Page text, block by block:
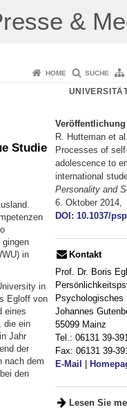
&
HOME SUCHE
Studie
in
in
Egloff von
eines
die ein
Jahr
der
nach dem
den
Veröffentlichung
R. Hutteman et
Processes of
adolescence to
international
Personality and
6. Oktober 2014,
DOI: 10.1037/
Kontakt
Prof. Dr. Boris
Psychologisches
Johannes
55099 Mainz
Tel.: 06131 39-
Fax: 06131 39-
E-Mail
Lesen Sie